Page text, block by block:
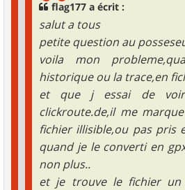
flag177 a écrit :
salut a tous
petite question au
voila mon
historique ou la trace,en
et que j essai de
clickroute.de,il me
fichier illisible,ou pas pris
quand je le converti en
non plus..
et je trouve le fichier un